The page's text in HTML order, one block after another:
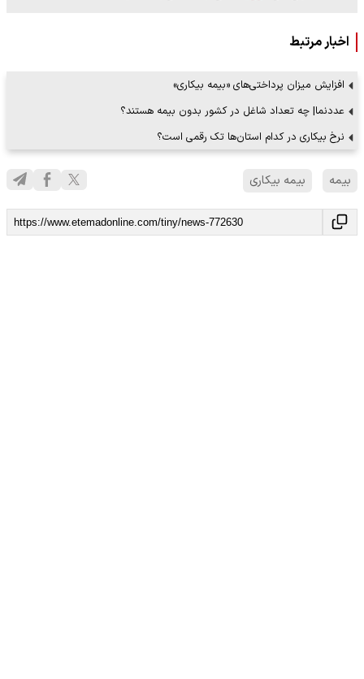
اخبار مرتبط
افزایش میزان پرداختی‌های «بیمه بیکاری»
عددنما| چه تعداد شاغل در کشور بدون بیمه هستند؟
نرخ بیکاری در کدام استان‌ها تک رقمی است؟
بیمه بیمه بیکاری